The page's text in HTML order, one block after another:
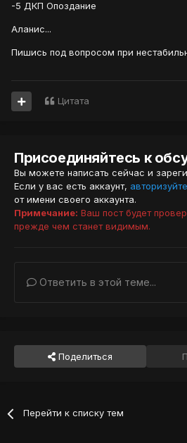
-5 ДКП Опоздание
Аланис...
Пишись под вопросом при
Цитата
Присоединяйтесь к
Вы можете написать сейчас и
Если у вас есть аккаунт,
от имени своего аккаунта.
Примечание: Ваш пост будет
прежде чем станет видимым.
Ответить в этой теме...
Поделиться
Перейти к списку тем